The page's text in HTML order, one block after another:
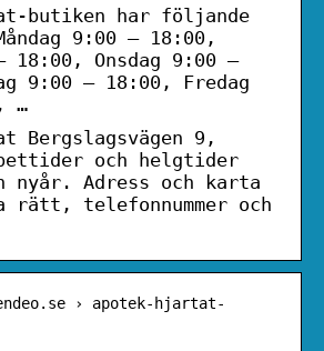
butiken har följande
9:00 – 18:00,
18:00, Onsdag 9:00 –
9:00 – 18:00, Fredag
…
Bergslagsvägen 9,
och helgtider
nyår. Adress och karta
telefonnummer och
› apotek-hjartat-